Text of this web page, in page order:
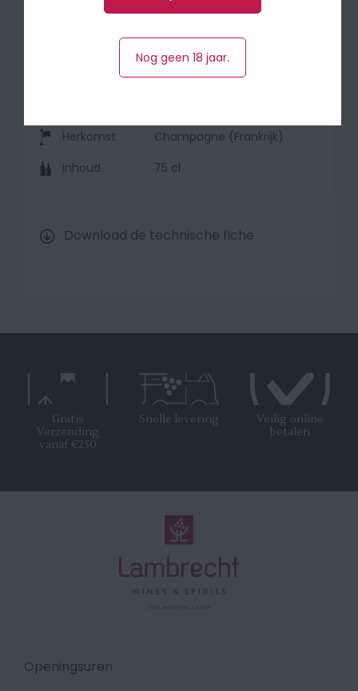
🍽 Perfecte aperitief champagne.
Herkomst
Champagne (Frankrijk)
Inhoud
75 cl
Download de technische fiche
Gratis
Verzending
vanaf €250
Snelle levering
Veilig online
betalen
Openingsuren
Nog geen 18 jaar.